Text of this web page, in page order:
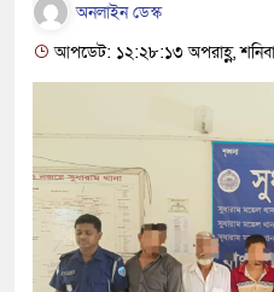
অনলাইন ডেস্ক
আপডেট: ১২:২৮:১৩ অপরাহ্ণ,